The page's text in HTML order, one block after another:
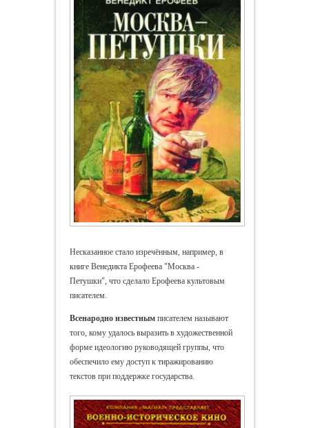
Несказанное стало изречённым, например, в
книге Венедикта Ерофеева "Москва -
Петушки", что сделало Ерофеева культовым
писателем.
Всенародно известнымписателем называют
того, кому удалось выразить в художественной
форме идеологию руководящей группы, что
обеспечило ему доступ к тиражированию
текстов при поддержке государства.